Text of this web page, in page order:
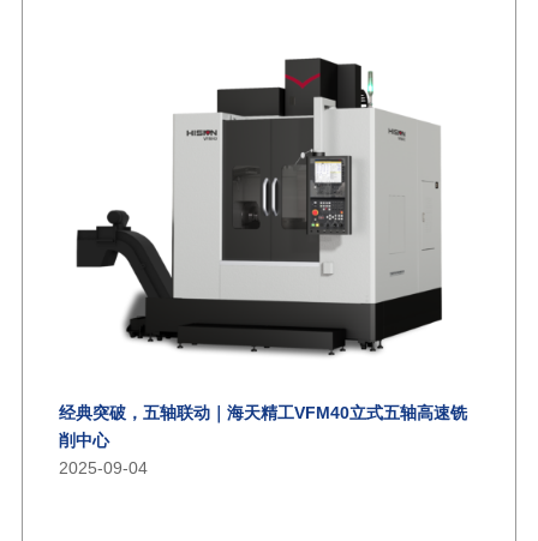
经典突破，五轴联动｜海天精工VFM40立式五轴高速铣
削中心
2025-09-04